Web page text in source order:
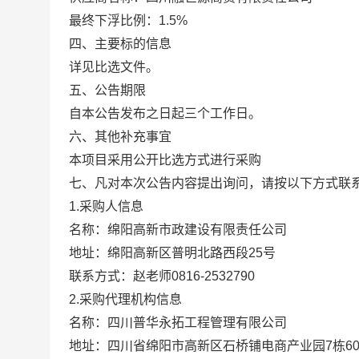
最终下浮比例：1.5%
四、主要标的信息
详见比选文件。
五、公告期限
自本公告发布之日起三个工作日。
六、其他补充事宜
本项目采用公开比选方式进行采购
七、凡对本次公告内容提出询问，请按以下方式联
1.采购人信息
名称：绵阳高新市政建设有限责任公司
地址：绵阳高新区普明北路西段25号
联系方式：赵老师0816-2532790
2.采购代理机构信息
名称：四川普华永拓工程管理有限公司
地址：四川省绵阳市高新区石桥铺电商产业园7栋